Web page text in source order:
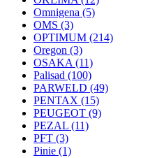
Omnigena (5)
OMS (3)
OPTIMUM (214)
Oregon (3)
OSAKA (11)
Palisad (100)
PARWELD (49)
PENTAX (15)
PEUGEOT (9)
PEZAL (11)
PFT (3)
Pinie (1)